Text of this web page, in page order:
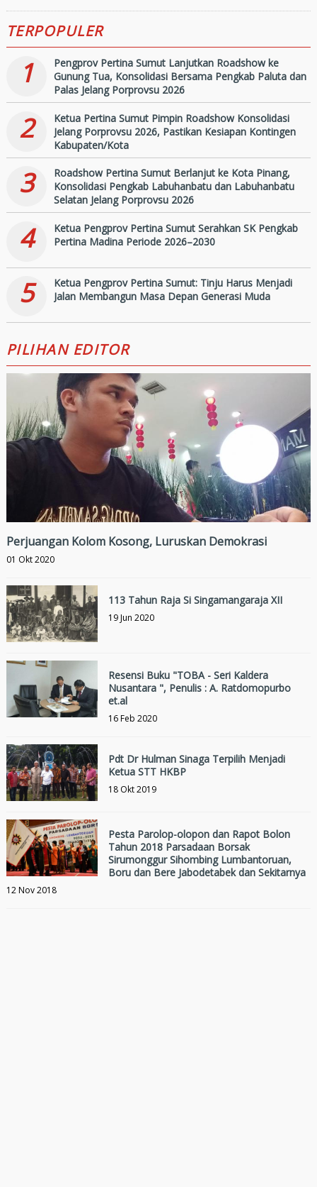
Bersama Pengkab Paluta
dan Palas Jelang Porprovsu
2026
TERPOPULER
1
Pengprov Pertina Sumut Lanjutkan Roadshow ke
Gunung Tua, Konsolidasi Bersama Pengkab Paluta dan
Palas Jelang Porprovsu 2026
2
Ketua Pertina Sumut Pimpin Roadshow Konsolidasi
Jelang Porprovsu 2026, Pastikan Kesiapan Kontingen
Kabupaten/Kota
3
Roadshow Pertina Sumut Berlanjut ke Kota Pinang,
Konsolidasi Pengkab Labuhanbatu dan Labuhanbatu
Selatan Jelang Porprovsu 2026
4
Ketua Pengprov Pertina Sumut Serahkan SK Pengkab
Pertina Madina Periode 2026–2030
5
Ketua Pengprov Pertina Sumut: Tinju Harus Menjadi
Jalan Membangun Masa Depan Generasi Muda
PILIHAN EDITOR
Perjuangan Kolom Kosong, Luruskan Demokrasi
01 Okt 2020
113 Tahun Raja Si Singamangaraja XII
19 Jun 2020
Resensi Buku "TOBA - Seri Kaldera
Nusantara ", Penulis : A. Ratdomopurbo
et.al
16 Feb 2020
Pdt Dr Hulman Sinaga Terpilih Menjadi
Ketua STT HKBP
18 Okt 2019
Pesta Parolop-olopon dan Rapot Bolon
Tahun 2018 Parsadaan Borsak
Sirumonggur Sihombing Lumbantoruan,
Boru dan Bere Jabodetabek dan Sekitarnya
12 Nov 2018